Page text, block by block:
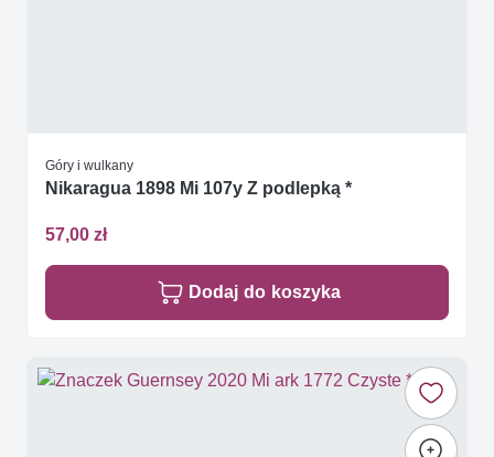
Góry i wulkany
Nikaragua 1898 Mi 107y Z podlepką *
57,00 zł
Dodaj do koszyka